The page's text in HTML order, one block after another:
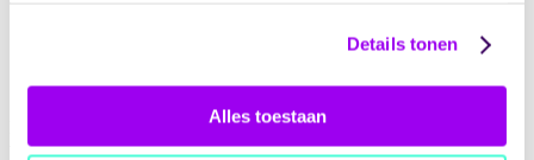
Details tonen
Alles toestaan
Door het invullen van je gegevens geef je Vandaag® toestemming
voor het verzenden van de nieuwsbrief.Lees onze